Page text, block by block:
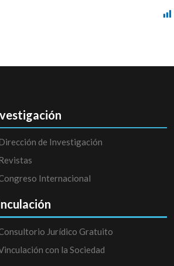
de Investigación
Internacional
Jurídico Gratuito
con la Sociedad